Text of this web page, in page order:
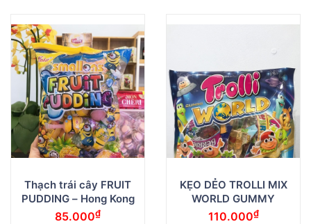
Thạch trái cây FRUIT
PUDDING – Hong Kong
85.000₫
KẸO DẺO TROLLI MIX
WORLD GUMMY
110.000₫